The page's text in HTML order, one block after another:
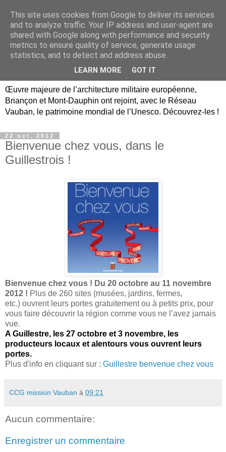
Briançon, Mont-Dauphin,
Vauban Unesco Hautes-
Œuvre majeure de l’architecture militaire européenne,
Briançon et Mont-Dauphin ont rejoint, avec le Réseau
Vauban, le patrimoine mondial de l’Unesco. Découvrez-les !
22 oct. 2012
Bienvenue chez vous, dans le
Guillestrois !
Bienvenue chez vous ! Du 20 octobre au 11 novembre
2012 ! Plus de 260 sites (musées, jardins, fermes,
etc.) ouvrent leurs portes gratuitement ou à petits prix, pour
vous faire découvrir la région comme vous ne l’avez jamais
vue.
A Guillestre, les 27 octobre et 3 novembre, les
producteurs locaux et alentours vous ouvrent leurs
portes.
Plus d'info en cliquant sur : Guillestre benvenue chez vous
CCG mission Vauban à 09:21
Aucun commentaire:
Enregistrer un commentaire
This site uses cookies from Google to deliver its services
and to analyze traffic. Your IP address and user-agent are
shared with Google along with performance and security
metrics to ensure quality of service, generate usage
statistics, and to detect and address abuse.
LEARN MORE GOT IT